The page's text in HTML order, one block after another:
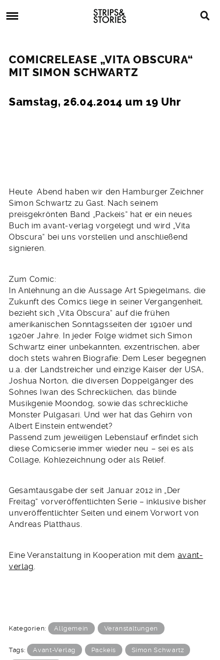
to
Strips
&
Stories
Comics,
Bücher
COMICRELEASE „VITA OBSCURA“
MIT SIMON SCHWARTZ
8.
Samstag, 26.04.2014 um 19 Uhr
Heute Abend haben wir den Hamburger Zeichner
Simon Schwartz zu Gast. Nach seinem
preisgekrönten Band „Packeis“ hat er ein neues
Buch im avant-verlag vorgelegt und wird „Vita
Obscura“ bei uns vorstellen und anschließend
signieren.
Zum Comic:
In Anlehnung an die Aussage Art Spiegelmans, die
Zukunft des Comics liege in seiner Vergangenheit,
bezieht sich „Vita Obscura“ auf die frühen
amerikanischen Sonntagsseiten der 1910er und
1920er Jahre. In jeder Folge widmet sich Simon
Schwartz einer unbekannten, exzentrischen, aber
doch stets wahren Biografie: Dem Leser begegnen
u.a. der Landstreicher und einzige Kaiser der USA,
Joshua Norton, die diversen Doppelgänger des
Sohnes Iwan des Schrecklichen, das blinde
Musikgenie Moondog, sowie das schreckliche
Monster Pulgasari. Und wer hat das Gehirn von
Albert Einstein entwendet?
Passend zum jeweiligen Lebenslauf erfindet sich
diese Comicserie immer wieder neu – sei es als
Collage, Kohlezeichnung oder als Relief.
Gesamtausgabe der seit Januar 2012 in „Der
Freitag“ vorveröffentlichten Serie – inklusive bisher
unveröffentlichter Seiten und einem Vorwort von
Andreas Platthaus.
Eine Veranstaltung in Kooperation mit dem avant-
verlag.
Kategorien: Allgemein Veranstaltungen
Tags: Avant-Verlag Packeis Simon Schwartz